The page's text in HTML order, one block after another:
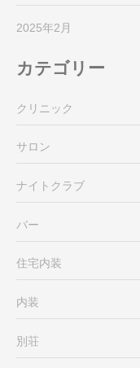
2025年2月
カテゴリー
クリニック
サロン
ナイトクラブ
バー
住宅内装
内装
別荘